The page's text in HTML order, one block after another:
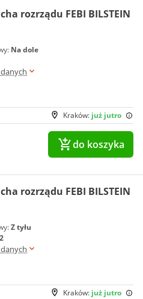
rozrządu FEBI BILSTEIN
Na dole
Kraków: już jutro
do koszyka
rozrządu FEBI BILSTEIN
Z tyłu
Kraków: już jutro